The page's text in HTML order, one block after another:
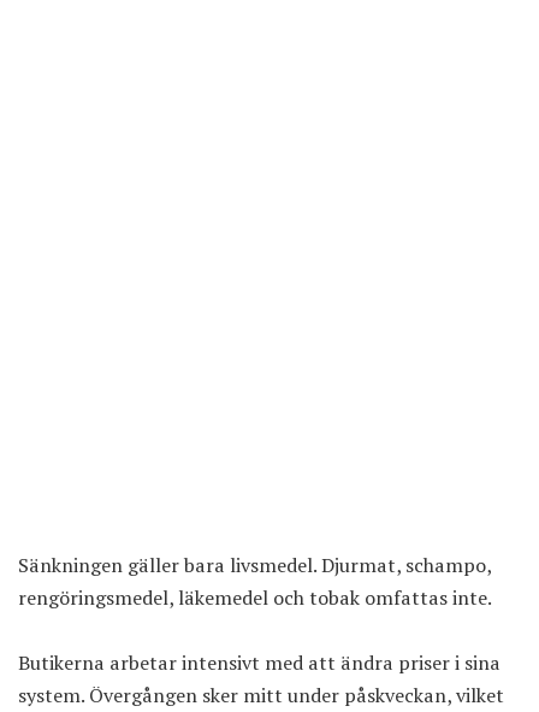
Sänkningen gäller bara livsmedel. Djurmat, schampo,
rengöringsmedel, läkemedel och tobak omfattas inte.
Butikerna arbetar intensivt med att ändra priser i sina
system. Övergången sker mitt under påskveckan, vilket